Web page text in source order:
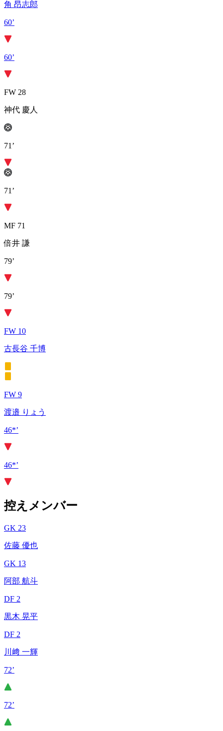
角 昂志郎
60’
60’
FW 28
神代 慶人
71’
71’
MF 71
倍井 謙
79’
79’
FW 10
古長谷 千博
FW 9
渡邉 りょう
46*’
46*’
控えメンバー
GK 23
佐藤 優也
GK 13
阿部 航斗
DF 2
黒木 晃平
DF 2
川﨑 一輝
72’
72’